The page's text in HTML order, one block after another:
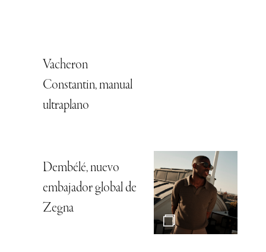
Vacheron
Constantin, manual
ultraplano
Dembélé, nuevo
embajador global de
Zegna